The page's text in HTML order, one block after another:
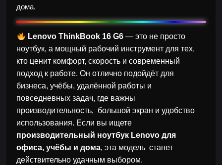
дома.
Lenovo ThinkBook 16 G6— это не просто
ноутбук, а мощный рабочий инструмент для тех,
кто ценит комфорт, скорость и современный
подход к работе. Он отлично подойдёт для
бизнеса, учёбы, удалённой работы и
повседневных задач, где важны
производительность, большой экран и удобство
использования. Если вы ищете
производительный ноутбук Lenovo для
офиса, учёбы и дома, эта модель станет
действительно удачным выбором.